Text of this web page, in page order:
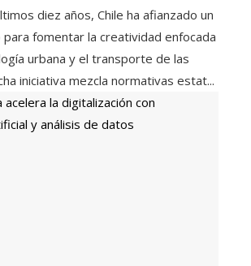
diez años, Chile ha afianzado un
fomentar la creatividad enfocada
urbana y el transporte de las
iniciativa mezcla normativas estat...